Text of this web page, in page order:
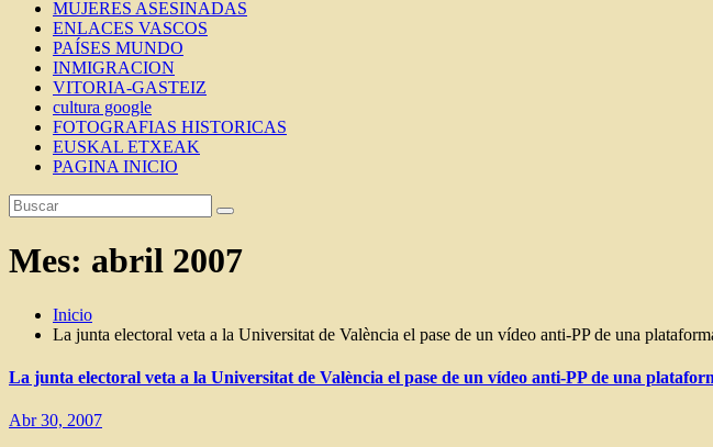
MUJERES ASESINADAS
ENLACES VASCOS
PAÍSES MUNDO
INMIGRACION
VITORIA-GASTEIZ
cultura google
FOTOGRAFIAS HISTORICAS
EUSKAL ETXEAK
PAGINA INICIO
Mes: abril 2007
Inicio
La junta electoral veta a la Universitat de València el pase de un vídeo anti-PP de una
La junta electoral veta a la Universitat de València el pase de un vídeo anti-PP de una
Abr 30, 2007